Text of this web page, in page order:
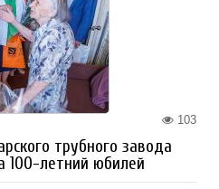
103
трубного завода
100-летний юбилей